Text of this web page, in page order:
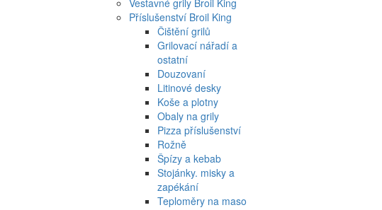
Příslušenství Broil King
Čištění grilů
Grilovací nářadí a
ostatní
Douzovaní
Litinové desky
Koše a plotny
Obaly na grily
Pizza příslušenství
Rožně
Špízy a kebab
Stojánky. misky a
zapékání
Teploměry na maso